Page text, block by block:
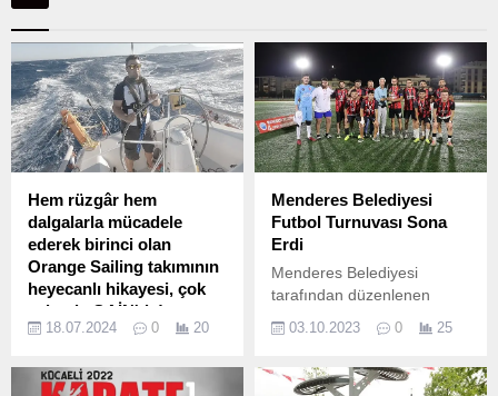
Hem rüzgâr hem
dalgalarla mücadele
ederek birinci olan
Orange Sailing takımının
heyecanlı hikayesi, çok
yakında GAİN'de!
GAİN ve RAMS Global’ın
Emirgan’dan Göcek’e,
18.07.2024 0 20
Menderes Belediyesi
Futbol Turnuvası Sona
Erdi
Menderes Belediyesi
tarafından düzenlenen
futbol turnuvası sona erdi.
03.10.2023 0 25